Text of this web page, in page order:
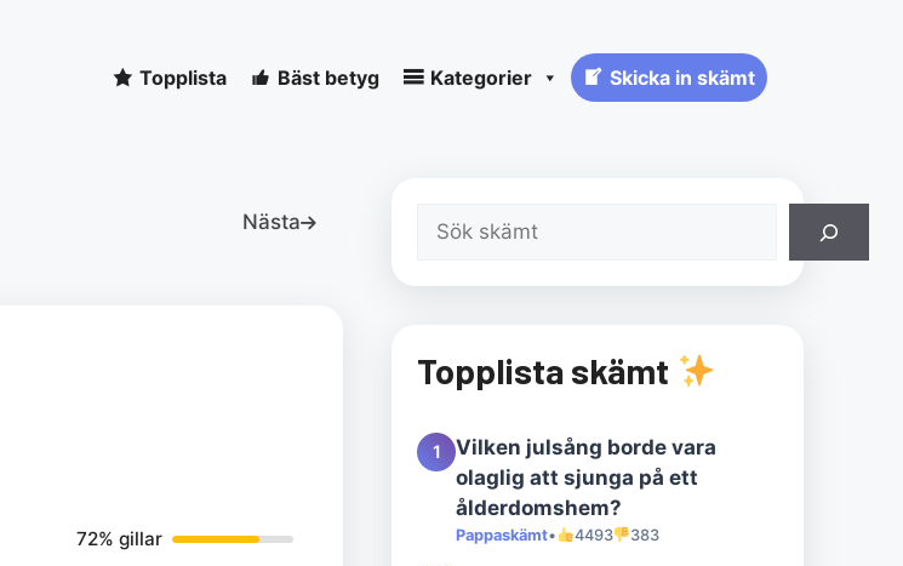
Topplista Bäst betyg Kategorier Skicka in skämt
Nästa
72% gillar
Sök
Topplista skämt
1
Vilken julsång borde vara
olaglig att sjunga på ett
ålderdomshem?
Pappaskämt• 4493 383